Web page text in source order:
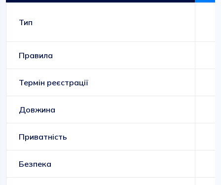
Тип
Правила
Термін реєстрації
Довжина
Приватність
Безпека